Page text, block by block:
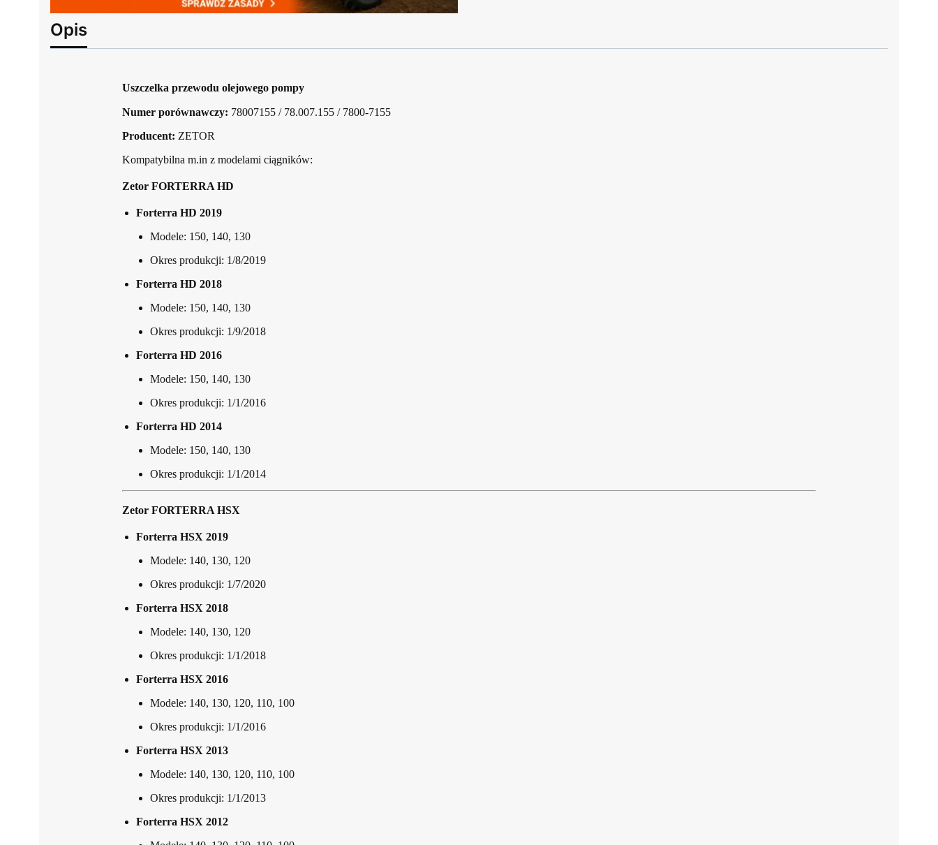
Opis
Uszczelka przewodu olejowego pompy
Numer porównawczy: 78007155 / 78.007.155 / 7800-7155
Producent: ZETOR
Kompatybilna m.in z modelami ciągników:
Zetor FORTERRA HD
Forterra HD 2019
Modele: 150, 140, 130
Okres produkcji: 1/8/2019
Forterra HD 2018
Modele: 150, 140, 130
Okres produkcji: 1/9/2018
Forterra HD 2016
Modele: 150, 140, 130
Okres produkcji: 1/1/2016
Forterra HD 2014
Modele: 150, 140, 130
Okres produkcji: 1/1/2014
Zetor FORTERRA HSX
Forterra HSX 2019
Modele: 140, 130, 120
Okres produkcji: 1/7/2020
Forterra HSX 2018
Modele: 140, 130, 120
Okres produkcji: 1/1/2018
Forterra HSX 2016
Modele: 140, 130, 120, 110, 100
Okres produkcji: 1/1/2016
Forterra HSX 2013
Modele: 140, 130, 120, 110, 100
Okres produkcji: 1/1/2013
Forterra HSX 2012